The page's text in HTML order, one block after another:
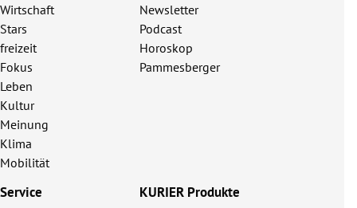
Wirtschaft
Stars
freizeit
Fokus
Leben
Kultur
Meinung
Klima
Mobilität
Newsletter
Podcast
Horoskop
Pammesberger
Service KURIER Produkte